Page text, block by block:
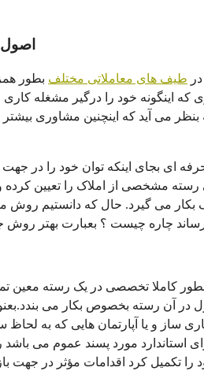
طیف های معاملاتی مختلف بطور
اینگونه خود را درگیر مشغله کاری
می آید که اینچنین مشاوری
ای بجای اینکه توان خود را در
رسته مشخصی از املاک را تعیین
بکار می گیرد. حال که دانستیم روش
چاره چیست ؟ بعبارت بهتر
کاملا تخصصی در یک رسته معین
در آن رسته بخصوص بکار می
ساز و یا آپارتمان هایی که به لحاظ
استاندارد مورد پسند عموم می باشد
را تکمیل کرد اقدامات مؤثر در جهت